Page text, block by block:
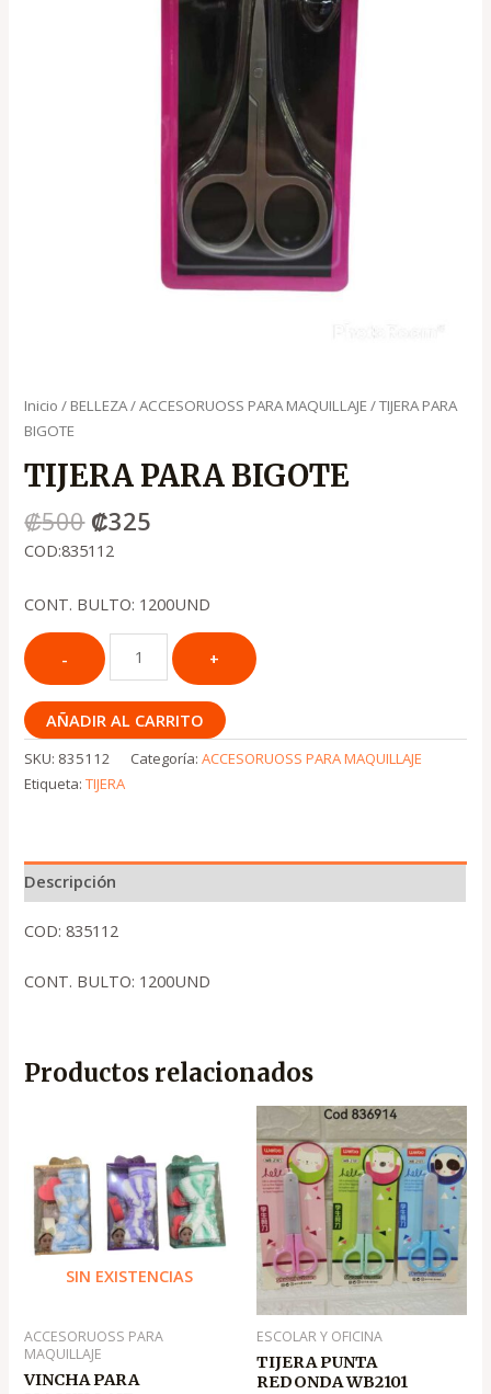
Inicio / BELLEZA/ACCESORUOSS PARA MAQUILLAJE / TIJERA PARA
BIGOTE
TIJERA PARA BIGOTE
₡500 ₡325
COD:835112
CONT. BULTO: 1200UND
AÑADIR AL CARRITO
SKU: 835112 Categoría:ACCESORUOSS PARA MAQUILLAJE
Etiqueta:TIJERA
Descripción
COD: 835112
CONT. BULTO: 1200UND
Productos relacionados
SIN EXISTENCIAS
ACCESORUOSS PARA
MAQUILLAJE
VINCHA PARA
original
era:
.
₡1,125
actual
es:
.
₡750
ESCOLAR Y OFICINA
TIJERA PUNTA
REDONDA WB2101